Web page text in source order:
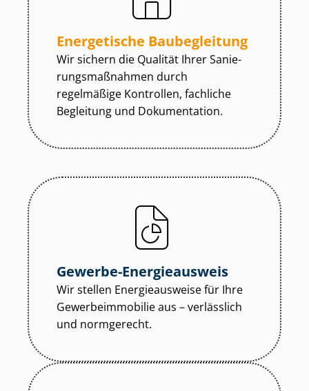
Energetische Baubegleitung
Wir sichern die Qualität Ihrer Sa­nie­
rungs­maß­nah­men durch
regelmäßige Kontrollen, fachliche
Begleitung und Dokumentation.
Gewerbe-Energieausweis
Wir stellen Energieausweise für Ihre
Ge­wer­be­im­mo­bi­lie aus – verlässlich
und normgerecht.